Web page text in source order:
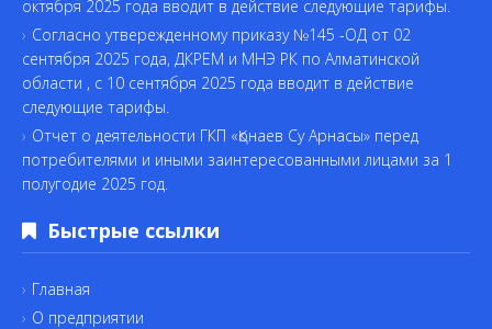
октября 2025 года вводит в действие следующие тарифы.
Согласно утвережденному приказу №145 -ОД от 02
сентября 2025 года, ДКРЕМ и МНЭ РК по Алматинской
области , с 10 сентября 2025 года вводит в действие
следующие тарифы.
Отчет о деятельности ГКП «Қонаев Су Арнасы» перед
потребителями и иными заинтересованными лицами за 1
полугодие 2025 год.
Быстрые ссылки
Главная
О предприятии